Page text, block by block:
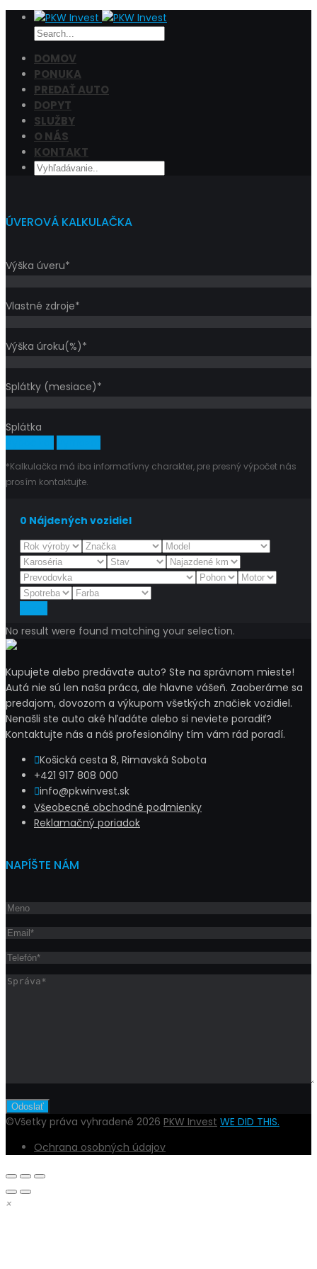
DOMOV
PONUKA
PREDAŤ AUTO
DOPYT
SLUŽBY
O NÁS
KONTAKT
Cena
Filtrovať
ÚVEROVÁ KALKULAČKA
Výška úveru*
Vlastné zdroje*
Výška úroku(%)*
Splátky (mesiace)*
Splátka
*Kalkulačka má iba informatívny charakter, pre presný výpočet nás
prosím kontaktujte.
0 Nájdených vozidiel
No result were found matching your selection.
Kupujete alebo predávate auto? Ste na správnom mieste!
Autá nie sú len naša práca, ale hlavne vášeň. Zaoberáme sa
predajom, dovozom a výkupom všetkých značiek vozidiel.
Nenašli ste auto aké hľadáte alebo si neviete poradiť?
Kontaktujte nás a náš profesionálny tím vám rád poradí.
Košická cesta 8, Rimavská Sobota
+421 917 808 000
info@pkwinvest.sk
Všeobecné obchodné podmienky
Reklamačný poriadok
NAPÍŠTE NÁM
©Všetky práva vyhradené 2026 PKW Invest WE DID THIS.
Ochrana osobných údajov
×